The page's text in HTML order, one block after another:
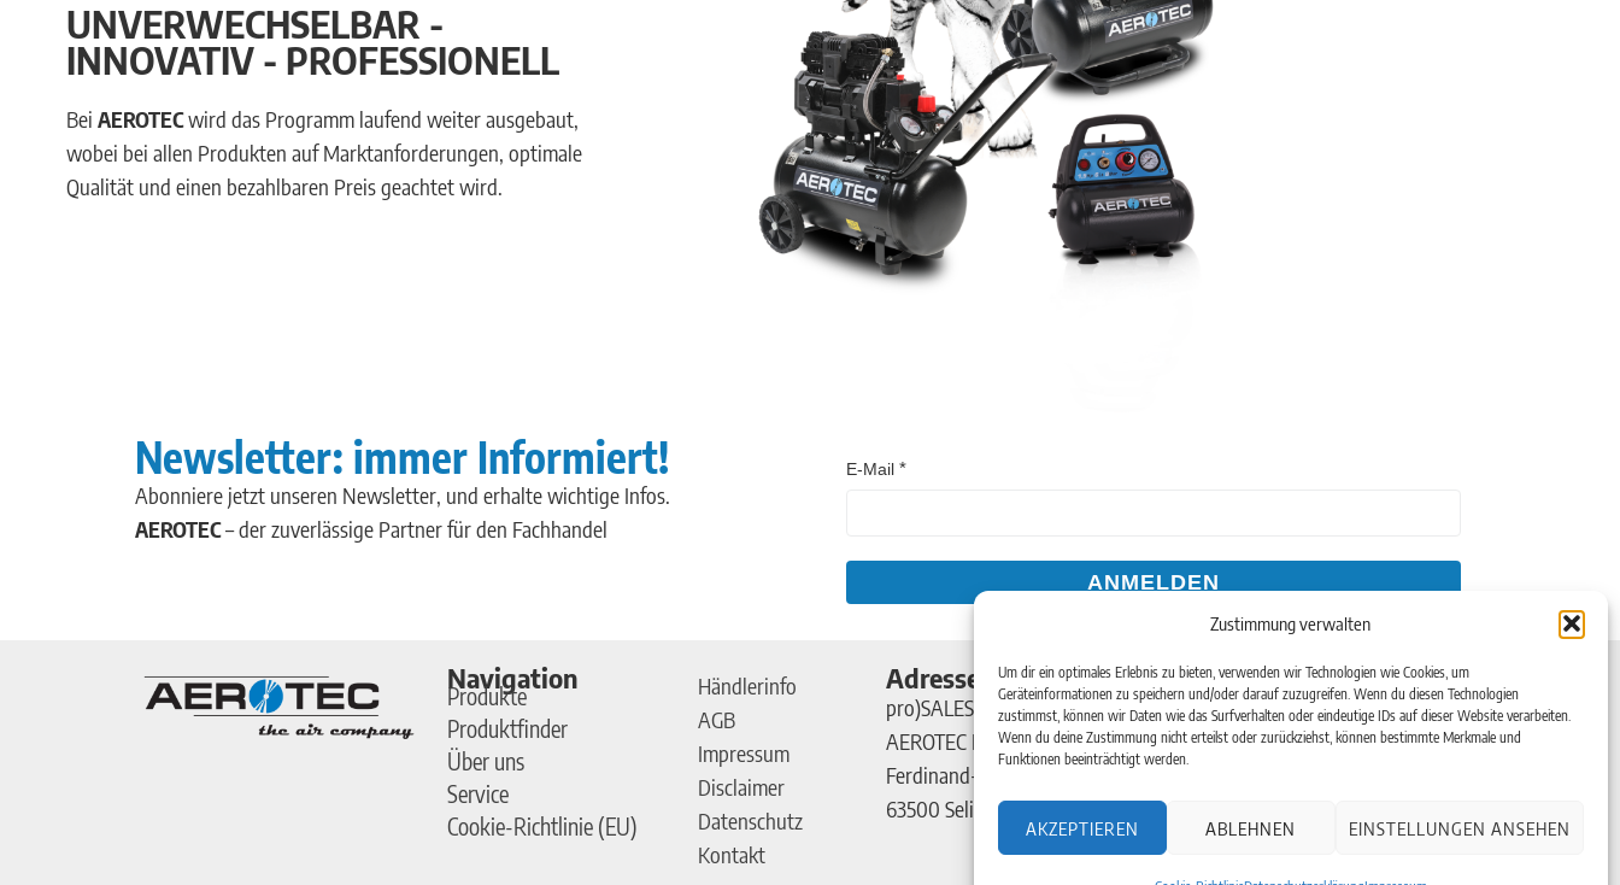
Zustimmung verwalten
Um dir ein optimales Erlebnis zu bieten, verwenden wir Technologien wie Cookies, um
Geräteinformationen zu speichern und/oder darauf zuzugreifen. Wenn du diesen Technologien
zustimmst, können wir Daten wie das Surfverhalten oder eindeutige IDs auf dieser Website verarbeiten.
Wenn du deine Zustimmung nicht erteilst oder zurückziehst, können bestimmte Merkmale und
Funktionen beeinträchtigt werden.
AKZEPTIEREN ABLEHNEN EINSTELLUNGEN ANSEHEN
UNVERWECHSELBAR -
INNOVATIV - PROFESSIONELL
Bei AEROTECwird das Programm laufend weiter ausgebaut,
wobei bei allen Produkten auf Marktanforderungen, optimale
Qualität und einen bezahlbaren Preis geachtet wird.
Newsletter: immer Informiert!
Abonniere jetzt unseren Newsletter, und erhalte wichtige Infos.
AEROTEC– der zuverlässige Partner für den Fachhandel
E-Mail
ANMELDEN
Navigation
Produkte
Produktfinder
Über uns
Service
Cookie-Richtlinie (EU)
Händlerinfo
AGB
Impressum
Disclaimer
Datenschutz
Kontakt
Adresse
pro)SALES GmbH
AEROTEC Kompressoren
Ferdinand-Porsche-Straße 16
63500 Seligenstadt
Kontakt
Telefon: +49(0)6182-99 38 7-0
Telefax: +49(0)6182-99 38 7-20